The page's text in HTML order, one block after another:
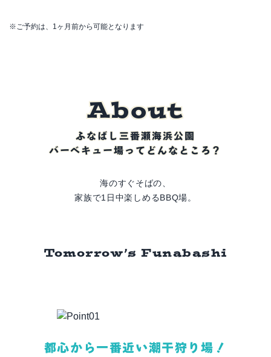
※ご予約は、1ヶ月前から可能となります
About
ふなばし三番瀬海浜公園
バーベキュー場ってどんなところ？
海のすぐそばの、
家族で1日中楽しめるBBQ場。
Tomorrow’s Funabashi
都心から一番近い潮干狩り場！